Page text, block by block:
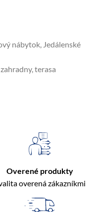
nábytok, Jedálenské
zahradny,terasa
Overené produkty
overená zákazníkmi